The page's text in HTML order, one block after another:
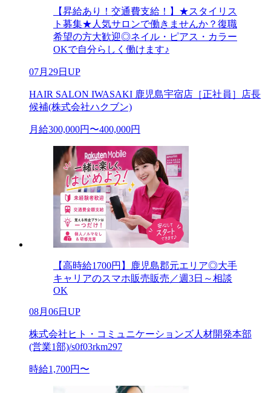
【昇給あり！交通費支給！】★スタイリス
ト募集★人気サロンで働きませんか？復職
希望の方大歓迎◎ネイル・ピアス・カラー
OKで自分らしく働けます♪
07月29日UP
HAIR SALON IWASAKI 鹿児島宇宿店［正社員］店長
候補(株式会社ハクブン)
月給300,000円〜400,000円
【高時給1700円】鹿児島郡元エリア◎大手
キャリアのスマホ販売販売／週3日～相談
OK
08月06日UP
株式会社ヒト・コミュニケーションズ人材開発本部
(営業1部)/s0f03rkm297
時給1,700円〜